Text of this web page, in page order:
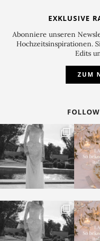
EXKLUSIVE
Abonniere unseren
Hochzeitsinspirationen.
Edits
ZUM